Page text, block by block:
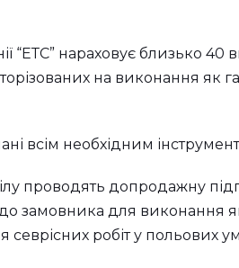
“ЕТС” нараховує близько
на виконання як
всім необхідним
проводять допродажну
замовника для виконання
робіт у польових